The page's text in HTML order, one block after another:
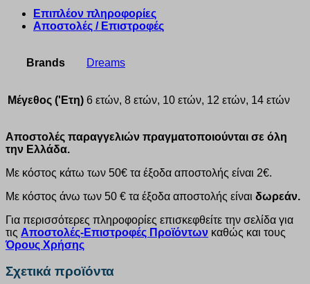
Επιπλέον πληροφορίες
Αποστολές / Επιστροφές
Brands Dreams
Μέγεθος ('Ετη) 6 ετών, 8 ετών, 10 ετών, 12 ετών, 14 ετών
Αποστολές παραγγελιών πραγματοποιούνται σε όλη
την Ελλάδα.
Με κόστος κάτω των 50€ τα έξοδα αποστολής είναι 2€.
Με κόστος άνω των 50 € τα έξοδα αποστολής είναι δωρεάν.
Για περισσότερες πληροφορίες επισκεφθείτε την σελίδα για
τις Αποστολές-Επιστροφές Προϊόντων καθώς και τους
Όρους Χρήσης
Σχετικά προϊόντα